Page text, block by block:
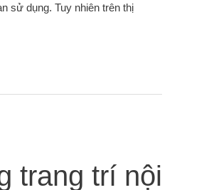
sử dụng. Tuy nhiên trên thị
trang trí nội